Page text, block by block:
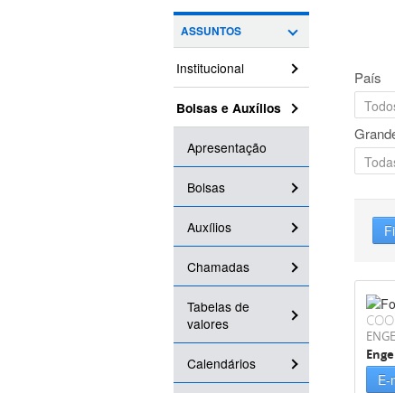
ASSUNTOS
Institucional
Bolsas e Auxílios
Apresentação
Bolsas
Auxílios
Chamadas
Tabelas de
valores
Calendários
País
E-